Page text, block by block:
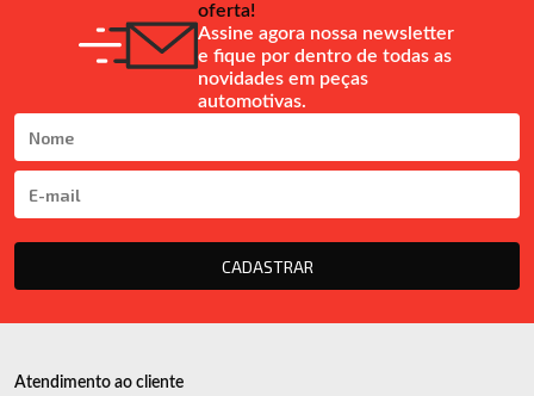
oferta!
Assine agora nossa newsletter
e fique por dentro de todas as
novidades em peças
automotivas.
CADASTRAR
Atendimento ao cliente